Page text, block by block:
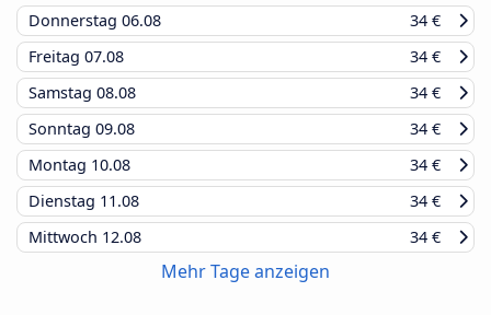
Donnerstag 06.08
34 €
Freitag 07.08
34 €
Samstag 08.08
34 €
Sonntag 09.08
34 €
Montag 10.08
34 €
Dienstag 11.08
34 €
Mittwoch 12.08 34 €
Mehr Tage anzeigen